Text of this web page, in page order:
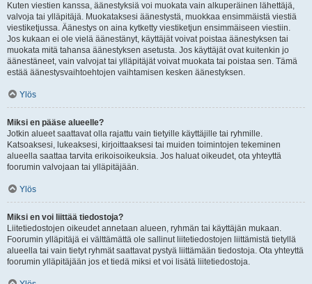
Kuten viestien kanssa, äänestyksiä voi muokata vain alkuperäinen lähettäjä,
valvoja tai ylläpitäjä. Muokataksesi äänestystä, muokkaa ensimmäistä viestiä
viestiketjussa. Äänestys on aina kytketty viestiketjun ensimmäiseen viestiin.
Jos kukaan ei ole vielä äänestänyt, käyttäjät voivat poistaa äänestyksen tai
muokata mitä tahansa äänestyksen asetusta. Jos käyttäjät ovat kuitenkin jo
äänestäneet, vain valvojat tai ylläpitäjät voivat muokata tai poistaa sen. Tämä
estää äänestysvaihtoehtojen vaihtamisen kesken äänestyksen.
Ylös
Miksi en pääse alueelle?
Jotkin alueet saattavat olla rajattu vain tietyille käyttäjille tai ryhmille.
Katsoaksesi, lukeaksesi, kirjoittaaksesi tai muiden toimintojen tekeminen
alueella saattaa tarvita erikoisoikeuksia. Jos haluat oikeudet, ota yhteyttä
foorumin valvojaan tai ylläpitäjään.
Ylös
Miksi en voi liittää tiedostoja?
Liitetiedostojen oikeudet annetaan alueen, ryhmän tai käyttäjän mukaan.
Foorumin ylläpitäjä ei välttämättä ole sallinut liitetiedostojen liittämistä tietyllä
alueella tai vain tietyt ryhmät saattavat pystyä liittämään tiedostoja. Ota yhteyttä
foorumin ylläpitäjään jos et tiedä miksi et voi lisätä liitetiedostoja.